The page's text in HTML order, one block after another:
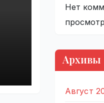
Нет
Архивы
Август